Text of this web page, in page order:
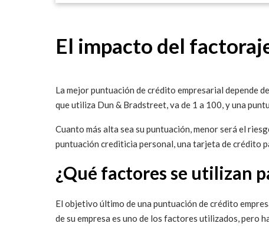
El impacto del
La mejor puntuación de crédito empresarial depende
que utiliza Dun & Bradstreet, va de 1 a 100, y una
Cuanto más alta sea su puntuación, menor será el
puntuación crediticia personal, una tarjeta de crédito
¿Qué factores se utilizan
El objetivo último de una puntuación de crédito
de su empresa es uno de los factores utilizados, pero